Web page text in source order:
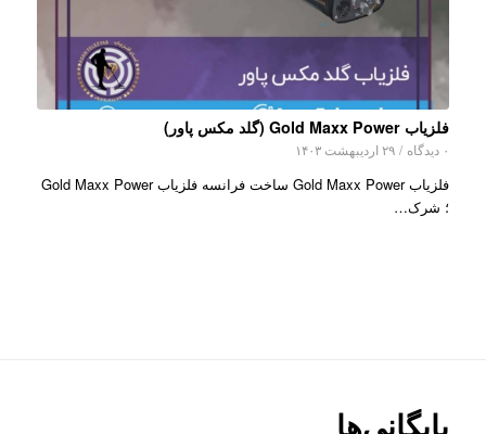
فلزیاب Gold Maxx Power (گلد مکس پاور)
۰ دیدگاه / ۲۹ اردیبهشت ۱۴۰۳
فلزیاب Gold Maxx Power ساخت فرانسه فلزیاب Gold Maxx Power
؛ شرک…
بایگانی‌ها